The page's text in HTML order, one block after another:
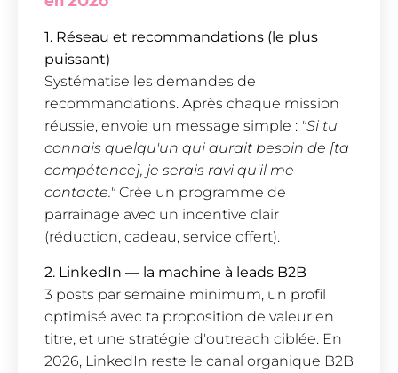
1. Réseau et recommandations (le plus
puissant)
Systématise les demandes de
recommandations. Après chaque mission
réussie, envoie un message simple : "Si tu
connais quelqu'un qui aurait besoin de [ta
compétence], je serais ravi qu'il me
contacte." Crée un programme de
parrainage avec un incentive clair
(réduction, cadeau, service offert).
2. LinkedIn — la machine à leads B2B
3 posts par semaine minimum, un profil
optimisé avec ta proposition de valeur en
titre, et une stratégie d'outreach ciblée. En
2026, LinkedIn reste le canal organique B2B